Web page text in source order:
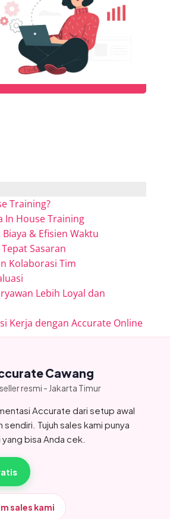
Training?
In House Training
& Efisien Waktu
Sasaran
Kolaborasi Tim
Lebih Loyal dan
Kerja dengan Accurate Online
Cawang
resmi - Jakarta Timur
Accurate dari setup awal
sendiri. Tujuh sales kami punya
bisa Anda cek.
sales kami